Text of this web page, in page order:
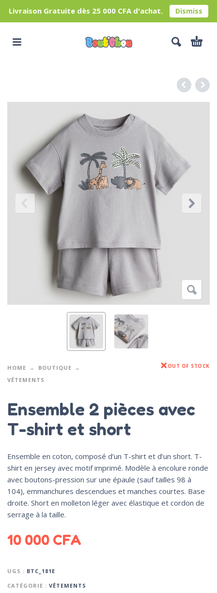
Livraison Gratuite dès 25 000 CFA d'achat. Dismiss
HOME
BOUTIQUE
VÊTEMENTS
OUT OF STOCK
Ensemble 2 pièces avec
T-shirt et short
Ensemble en coton, composé d’un T-shirt et d’un short. T-
shirt en jersey avec motif imprimé. Modèle à encolure ronde
avec boutons-pression sur une épaule (sauf tailles 98 à
104), emmanchures descendues et manches courtes. Base
droite. Short en molleton léger avec élastique et cordon de
serrage à la taille.
10 000 CFA
UGS : BTC_181E
CATÉGORIE : VÊTEMENTS